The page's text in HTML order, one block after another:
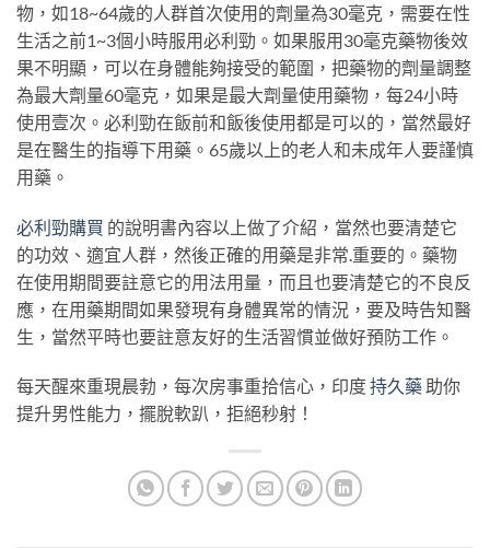
物，如18~64歲的人群首次使用的劑量為30毫克，需要在性
生活之前1~3個小時服用必利勁。如果服用30毫克藥物後效
果不明顯，可以在身體能夠接受的範圍，把藥物的劑量調整
為最大劑量60毫克，如果是最大劑量使用藥物，每24小時
使用壹次。必利勁在飯前和飯後使用都是可以的，當然最好
是在醫生的指導下用藥。65歲以上的老人和未成年人要謹慎
用藥。
必利勁購買 的說明書內容以上做了介紹，當然也要清楚它
的功效、適宜人群，然後正確的用藥是非常 重要的。藥物
在使用期間要註意它的用法用量，而且也要清楚它的不良反
應，在用藥期間如果發現有身體異常的情況，要及時告知醫
生，當然平時也要註意友好的生活習慣並做好預防工作。
每天醒來重現晨勃，每次房事重拾信心，印度持久藥 助你
提升男性能力，擺脫軟趴，拒絕秒射！